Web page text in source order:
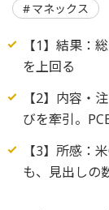
マネックス
【1】結果：
を上回る
【2】内容・
びを牽引。
【3】所感：
も、見出しの